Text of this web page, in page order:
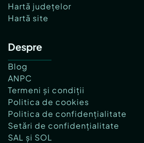
Hartă județelor
Hartă site
Despre
Blog
ANPC
Termeni și condiții
Politica de cookies
Politica de confidențialitate
Setări de confidențialitate
SAL și SOL